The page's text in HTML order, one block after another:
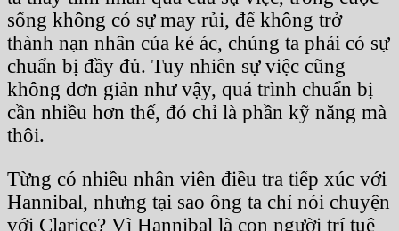
sống không có sự may rủi, để không trở
thành nạn nhân của kẻ ác, chúng ta phải có sự
chuẩn bị đầy đủ. Tuy nhiên sự việc cũng
không đơn giản như vậy, quá trình chuẩn bị
cần nhiều hơn thế, đó chỉ là phần kỹ năng mà
thôi.
Từng có nhiều nhân viên điều tra tiếp xúc với
Hannibal, nhưng tại sao ông ta chỉ nói chuyện
với Clarice? Vì Hannibal là con người trí tuệ